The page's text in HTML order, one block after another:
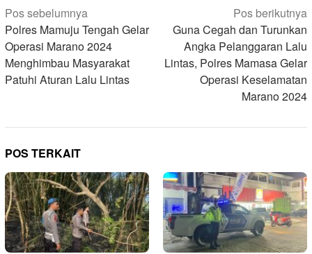
Navigasi
pos
Pos sebelumnya
Polres Mamuju Tengah Gelar
Operasi Marano 2024
Menghimbau Masyarakat
Patuhi Aturan Lalu Lintas
Pos berikutnya
Guna Cegah dan Turunkan
Angka Pelanggaran Lalu
Lintas, Polres Mamasa Gelar
Operasi Keselamatan
Marano 2024
POS TERKAIT